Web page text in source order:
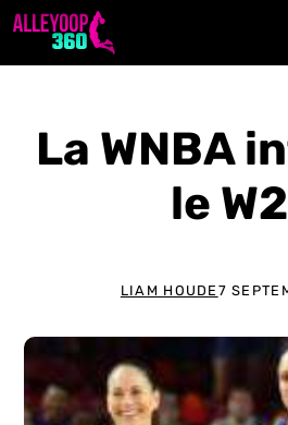
Aller
La WNBA
le
LIAM HOUDE 7